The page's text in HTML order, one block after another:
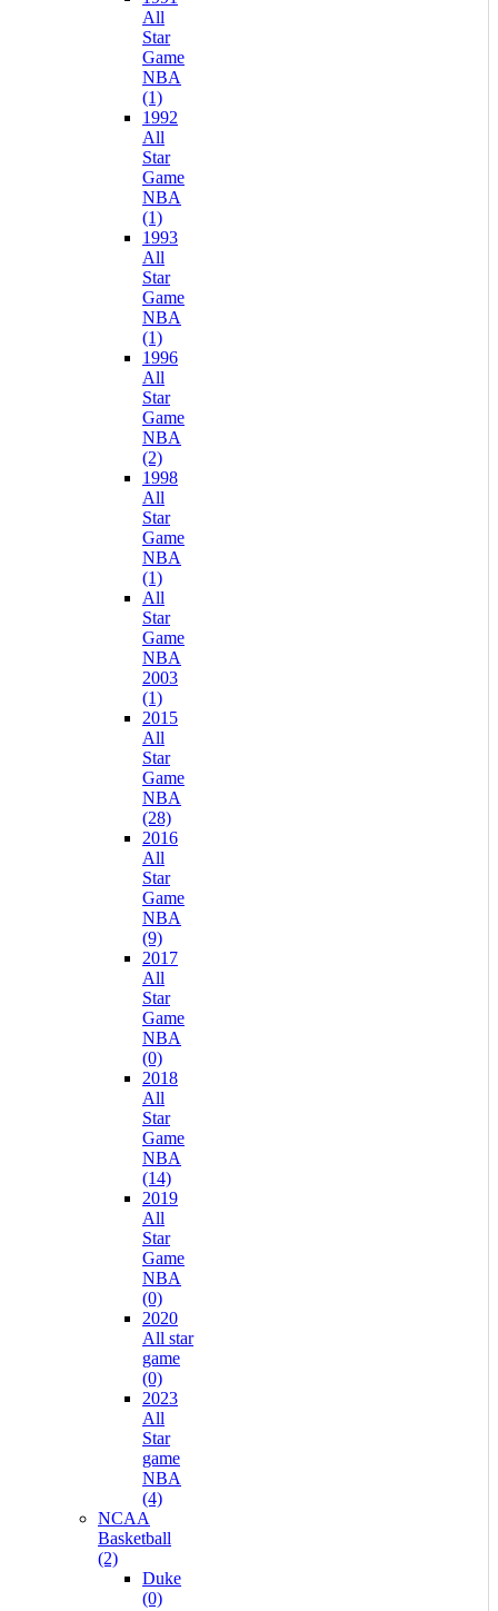
All
Star
Game
NBA
(1)
1992
All
Star
Game
NBA
(1)
1993
All
Star
Game
NBA
(1)
1996
All
Star
Game
NBA
(2)
1998
All
Star
Game
NBA
(1)
All
Star
Game
NBA
2003
(1)
2015
All
Star
Game
NBA
(28)
2016
All
Star
Game
NBA
(9)
2017
All
Star
Game
NBA
(0)
2018
All
Star
Game
NBA
(14)
2019
All
Star
Game
NBA
(0)
2020
All star
game
(0)
2023
All
Star
game
NBA
(4)
NCAA
Basketball
(2)
Duke
(0)